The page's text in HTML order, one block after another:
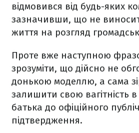
відмовився від будь-яких
зазначивши, що не
життя на розгляд
Проте вже наступною
зрозуміти, що дійсно не
донькою моделлю, а сама
залишити свою вагітність в
батька до офіційного
підтвердження.